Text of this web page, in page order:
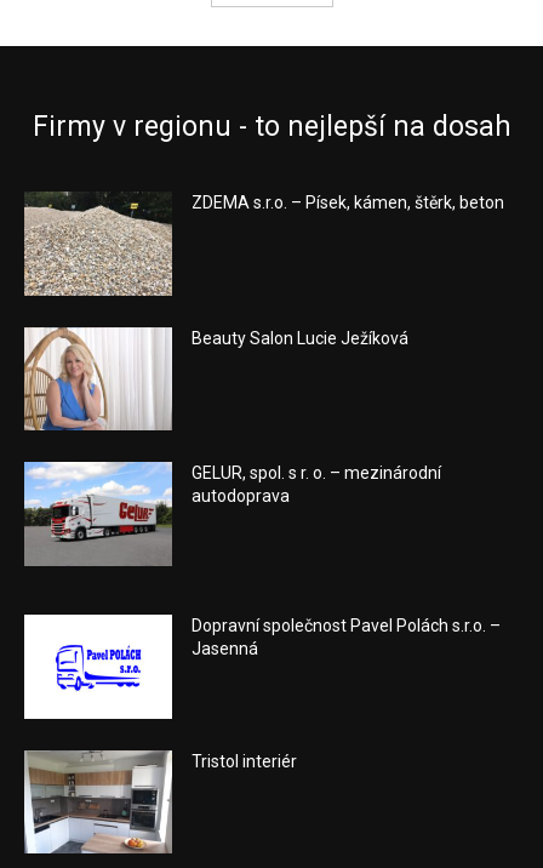
Firmy v regionu - to nejlepší na dosah
ZDEMA s.r.o. – Písek, kámen, štěrk, beton
Beauty Salon Lucie Ježíková
GELUR, spol. s r. o. – mezinárodní
autodoprava
Dopravní společnost Pavel Polách s.r.o. –
Jasenná
Tristol interiér